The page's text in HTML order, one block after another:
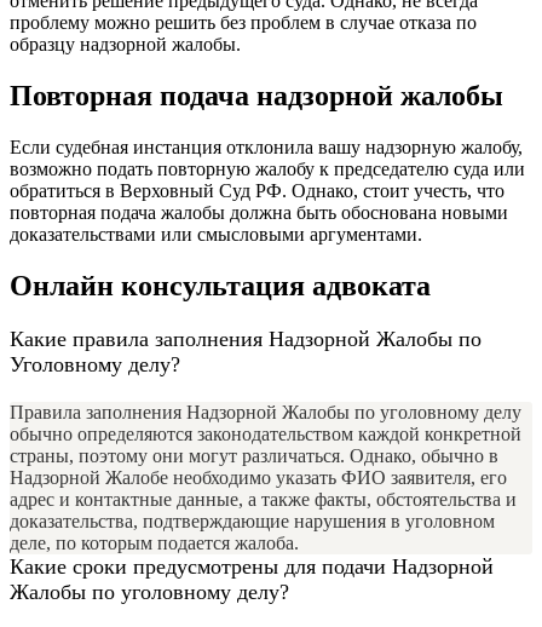
проблему можно решить без проблем в случае отказа по
образцу надзорной жалобы.
Повторная подача надзорной жалобы
Если судебная инстанция отклонила вашу надзорную жалобу,
возможно подать повторную жалобу к председателю суда или
обратиться в Верховный Суд РФ. Однако, стоит учесть, что
повторная подача жалобы должна быть обоснована новыми
доказательствами или смысловыми аргументами.
Онлайн консультация адвоката
Какие правила заполнения Надзорной Жалобы по
Уголовному делу?
Правила заполнения Надзорной Жалобы по уголовному делу
обычно определяются законодательством каждой конкретной
страны, поэтому они могут различаться. Однако, обычно в
Надзорной Жалобе необходимо указать ФИО заявителя, его
адрес и контактные данные, а также факты, обстоятельства и
доказательства, подтверждающие нарушения в уголовном
деле, по которым подается жалоба.
Какие сроки предусмотрены для подачи Надзорной
Жалобы по уголовному делу?